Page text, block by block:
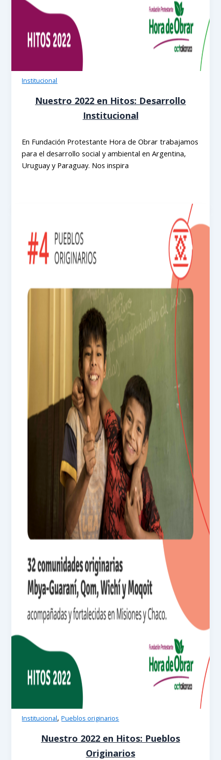
Institucional
Nuestro 2022 en Hitos: Desarrollo
Institucional
En Fundación Protestante Hora de Obrar trabajamos
para el desarrollo social y ambiental en Argentina,
Uruguay y Paraguay. Nos inspira
Institucional,Pueblos originarios
Nuestro 2022 en Hitos: Pueblos
Originarios